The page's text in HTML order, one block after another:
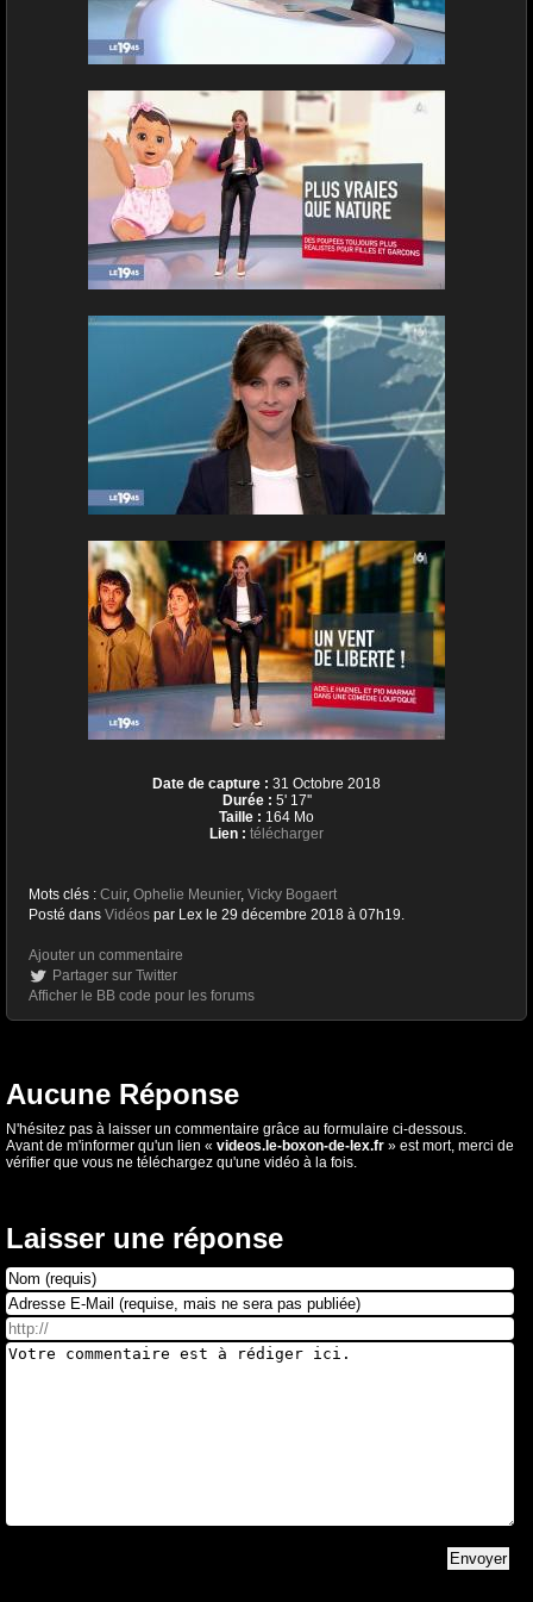
Date de capture : 31 Octobre 2018
Durée : 5' 17''
Taille : 164 Mo
Lien : télécharger
Mots clés : Cuir, Ophelie Meunier, Vicky Bogaert
Posté dans Vidéos par Lex le 29 décembre 2018 à 07h19.
Ajouter un commentaire
Partager sur Twitter
Afficher le BB code pour les forums
Aucune Réponse
N'hésitez pas à laisser un commentaire grâce au formulaire ci-dessous.
Avant de m'informer qu'un lien « videos.le-boxon-de-lex.fr » est mort, merci de
vérifier que vous ne téléchargez qu'une vidéo à la fois.
Laisser une réponse